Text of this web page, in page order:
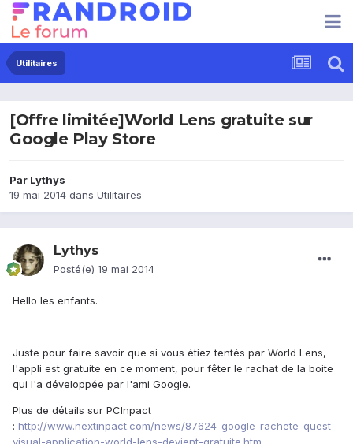
Utilitaires
[Offre limitée]World Lens gratuite sur
Google Play Store
Par Lythys
19 mai 2014 dans Utilitaires
Lythys
Posté(e) 19 mai 2014
Hello les enfants.
Juste pour faire savoir que si vous étiez tentés par World Lens,
l'appli est gratuite en ce moment, pour fêter le rachat de la boite
qui l'a développée par l'ami Google.
Plus de détails sur PCInpact
: http://www.nextinpact.com/news/87624-google-rachete-quest-